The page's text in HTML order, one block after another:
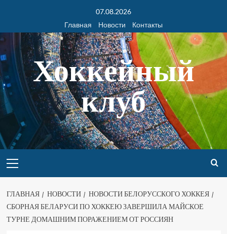
07.08.2026
Главная
Новости Контакты
Хоккейный
клуб
ГЛАВНАЯ НОВОСТИ
НОВОСТИ БЕЛОРУССКОГО ХОККЕЯ
СБОРНАЯ БЕЛАРУСИ ПО ХОККЕЮ ЗАВЕРШИЛА МАЙСКОЕ
ТУРНЕ ДОМАШНИМ ПОРАЖЕНИЕМ ОТ РОССИЯН